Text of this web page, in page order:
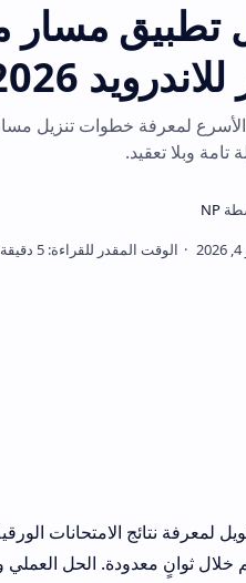
تنزيل مسار متمدرس
الورقية في المغرب